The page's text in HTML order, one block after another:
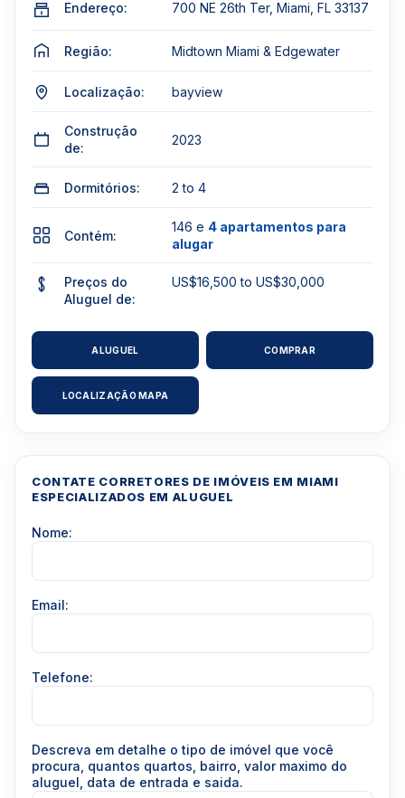
Endereço: 700 NE 26th Ter, Miami, FL 33137
Região: Midtown Miami & Edgewater
Localização: bayview
Construção
de:
2023
Dormitórios: 2 to 4
Contém:
146 e 4 apartamentos para
alugar
Preços do
Aluguel de:
US$16,500 to US$30,000
ALUGUEL COMPRAR
LOCALIZAÇÃO MAPA
CONTATE CORRETORES DE IMÓVEIS EM MIAMI
ESPECIALIZADOS EM ALUGUEL
Nome:
Email:
Telefone:
Descreva em detalhe o tipo de imóvel que você
procura, quantos quartos, bairro, valor maximo do
aluguel, data de entrada e saida.